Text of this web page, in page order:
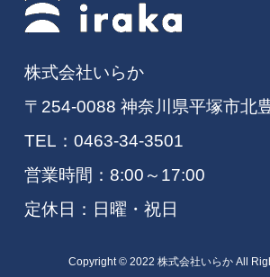
株式会社いらか
〒254-0088 神奈川県平塚市北
TEL： 0463-34-3501
営業時間：8:00～17:00
定休日：日曜・祝日
Copyright © 2022 株式会社いらか All